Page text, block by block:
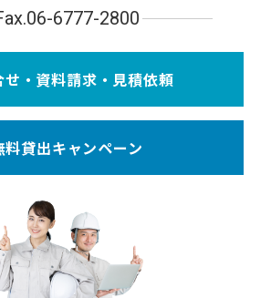
6777-2800
せ・資料請求・見積依頼
料貸出キャンペーン